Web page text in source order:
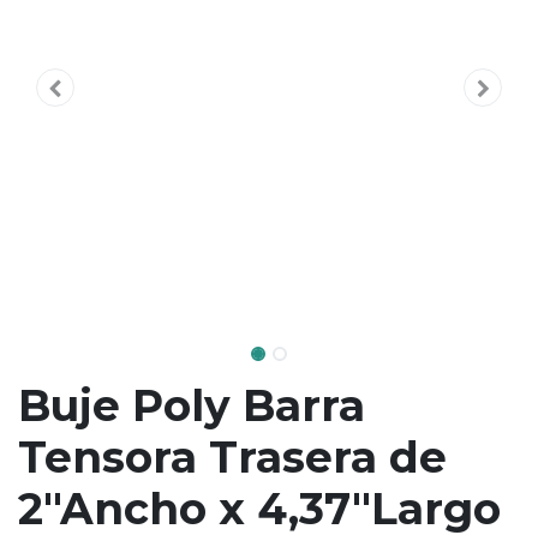
Buje Poly Barra
Tensora Trasera de
2"Ancho x 4,37"Largo